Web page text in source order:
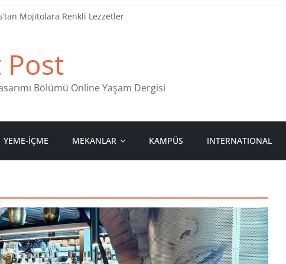
Mojitolara Renkli Lezzetler
Stamps in Ankara
Bölümü Online Yaşam Dergisi
YEME-İÇME MEKANLAR KAMPÜS INTERNATIONAL